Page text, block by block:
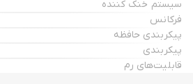
سیستم خنک کننده
فرکانس
پیکربندی حافظه
پیکربندی
قابلیت‌های رم